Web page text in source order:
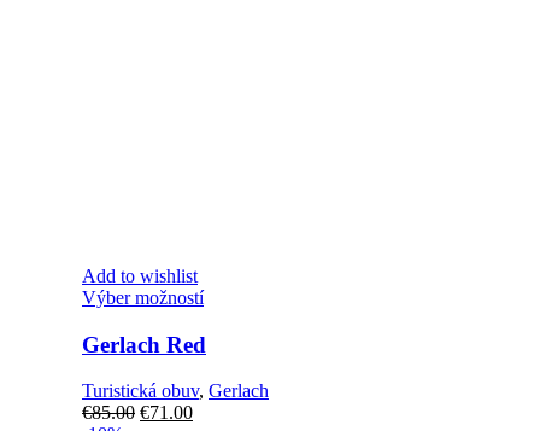
Add to wishlist
Výber možnostíTento
má
viacero
variantov.
Možnosti
Gerlach Red
Turistická obuv, Gerlach
€85.00 Pôvodná
€71.00Aktuálna